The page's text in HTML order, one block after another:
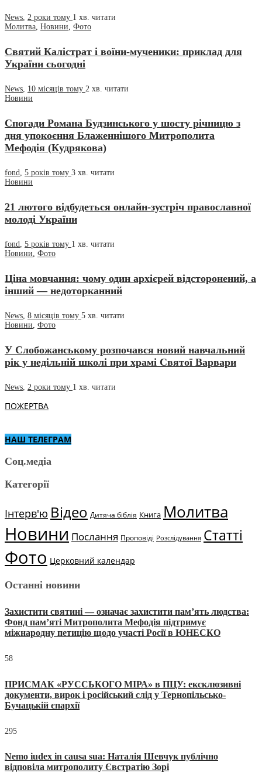
News, 2 роки тому 1 хв. читати
Молитва, Новини, Фото
Святий Калістрат і воїни-мученики: приклад для
України сьогодні
News, 10 місяців тому 2 хв. читати
Новини
Спогади Романа Будзинського у шосту річницю з
дня упокоєння Блаженнішого Митрополита
Мефодія (Кудрякова)
fond, 5 років тому 3 хв. читати
Новини
21 лютого відбудеться онлайн-зустріч православної
молоді України
fond 5 років тому 1 хв. читати
Новини Фото
Ціна мовчання: чому один архієрей відсторонений, а
інший — недоторканний
News 8 місяців тому 5 хв. читати
Новини Фото
У Слобожанському розпочався новий навчальний
рік у недільній школі при храмі Святої Варвари
News 2 роки тому 1 хв. читати
ПОЖЕРТВА
НАШ ТЕЛЕГРАМ
Соц.медіа
Категорії
Інтерв'ю Відео Дитяча біблія Книга Молитва
Новини Послання Проповіді Розслідування Статті
Фото Церковний календар
Останні новини
Захистити святині — означає захистити пам’ять людства:
Фонд пам’яті Митрополита Мефодія підтримує
міжнародну петицію щодо участі Росії в ЮНЕСКО
58
ПРИСМАК «РУССЬКОГО МІРА» в ПЦУ: ексклюзивні
документи, вирок і російський слід у Тернопільсько-
Бучацькій єпархії
295
Nemo iudex in causa sua: Наталія Шевчук публічно
відповіла митрополиту Євстратію Зорі